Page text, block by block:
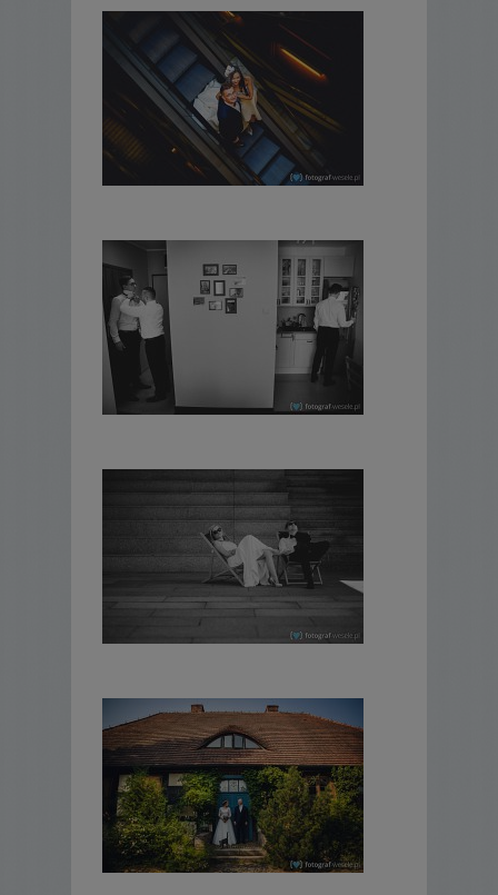
uroczystości jest to przeważnie ok. 500
Gotowe zdjęcia trafiają na pendrive
oprawiony w drewno. Przygotowywana jest
również galeria online na serwerze, do
której linkiem można podzielić się z bliskimi.
Galeria online umożliwia również
komponowanie fotoksiążek oraz
galerii skomponowana zostanie foto-książka
(w formacie 30x20 cm, 20 str).
Cena całkowita wynosi 3800 zł.
Jeśli ślub jest w okolicach Poznania, to nie
dojazd, nocleg itp. W przypadku przejazdów
pow. 100 km (w obie strony), zwrot kosztów
paliwa wynosi 50 zł/100km, a w przypadku
przejazdów pow. 400 km konieczne jest
zapewnienie noclegu. Warunki dalszych
wyjazdów ustalane są indywidualnie.
Wynagrodzenie płatne jest w dwóch
transzach. Zadatek 1000 zł płatny jest przy
podpisywaniu umowy. Pozostała część
Poprzesłaniu wiadomości e-mail prześlę linki
do kilku pełnych realizacji. Po nich najlepiej
ocenić estetykę zdjęć i poznać jakie
podejście do fotografii preferuję. Zapraszam
do kontaktu. Chętnie odpowiem na każde
pytanie.